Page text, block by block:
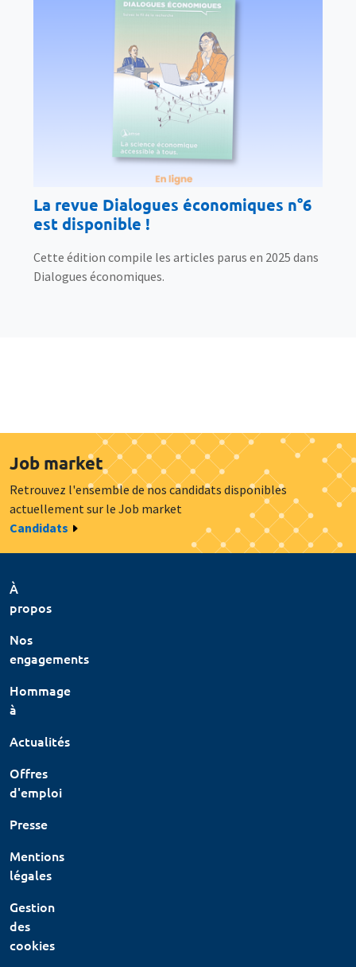
La revue Dialogues économiques n°6
est disponible !
Cette édition compile les articles parus en 2025 dans
Dialogues économiques.
Job market
Retrouvez l'ensemble de nos candidats disponibles
actuellement sur le Job market
Candidats
À
propos
Nos
engagements
Hommage
à
Actualités
Offres
d'emploi
Presse
Mentions
légales
Gestion
des
cookies